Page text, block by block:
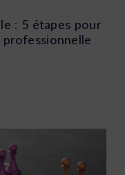
: 5 étapes pour